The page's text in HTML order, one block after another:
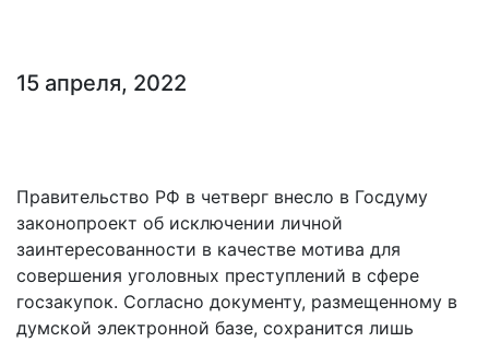
15 апреля, 2022
Правительство РФ в четверг внесло в Госдуму
законопроект об исключении личной
заинтересованности в качестве мотива для
совершения уголовных преступлений в сфере
госзакупок. Согласно документу, размещенному в
думской электронной базе, сохранится лишь